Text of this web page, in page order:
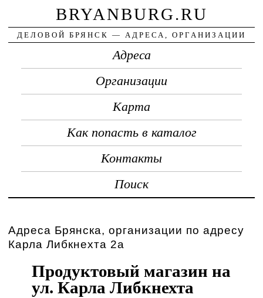
BRYANBURG.RU
ДЕЛОВОЙ БРЯНСК — АДРЕСА, ОРГАНИЗАЦИИ
Адреса
Организации
Карта
Как попасть в каталог
Контакты
Поиск
Адреса Брянска, организации по адресу
Карла Либкнехта 2а
Продуктовый магазин на
ул. Карла Либкнехта